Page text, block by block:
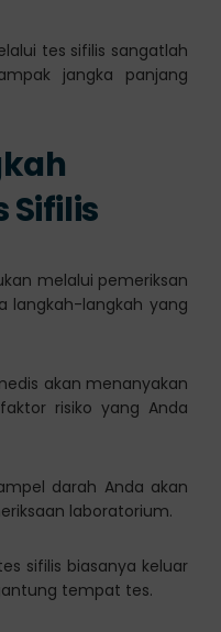
tes sifilis sangatlah
jangka panjang
Sifilis
melalui pemeriksan
langkah-langkah yang
akan menanyakan
risiko yang Anda
darah Anda akan
laboratorium.
sifilis biasanya keluar
tempat tes.